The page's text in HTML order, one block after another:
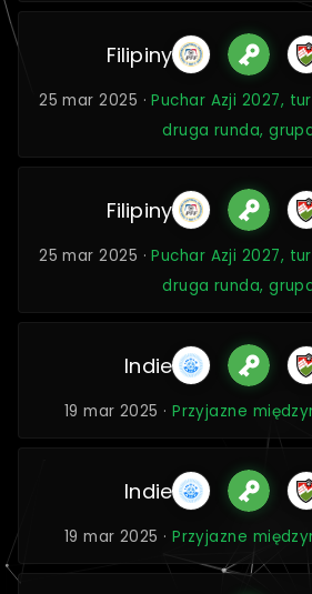
Filipiny
25 mar 2025 ·Puchar Azji 2027,
druga runda,
Filipiny
25 mar 2025 ·Puchar Azji 2027,
druga runda,
Indie
19 mar 2025 ·Przyjazne
Indie
19 mar 2025 ·Przyjazne